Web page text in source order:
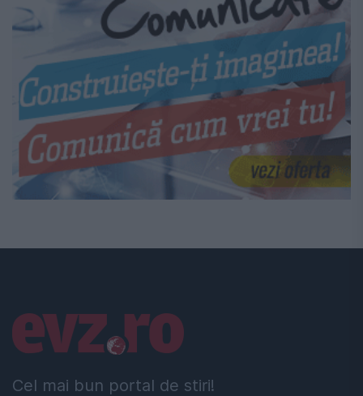
Cel mai bun portal de stiri!
Linkuri utile